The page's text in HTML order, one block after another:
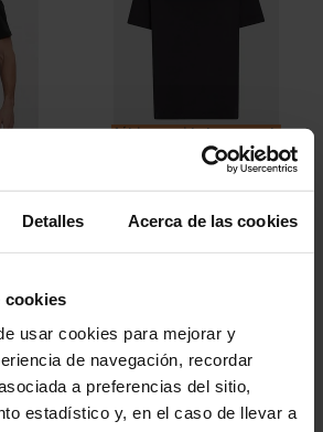
Detalles Acerca de las cookies
cookies
usar cookies para mejorar y
de navegación, recordar
a preferencias del sitio,
estadístico y, en el caso de llevar a
NEGRA
Últimas unidades en stock
CAMISETA CALVIN KLEIN NEGRA
HOMBRE
y buen precio. En nuestrooutlet de Calvin
diseños original, comodidad y
año encamisetas. Lascamisetas Calvin
un estilo limpio y versátil, perfectas
pero con mucha personalidad.